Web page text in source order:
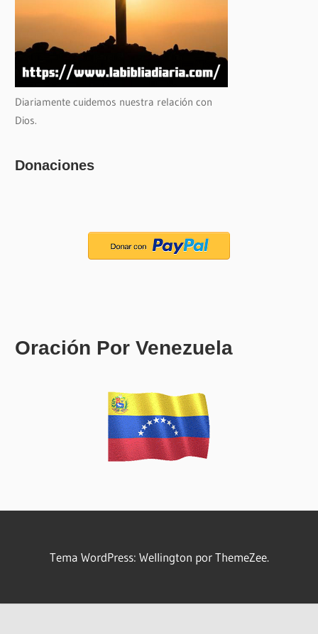
Diariamente cuidemos nuestra relación con
Dios.
Donaciones
Oración Por Venezuela
Tema WordPress: Wellington por ThemeZee.